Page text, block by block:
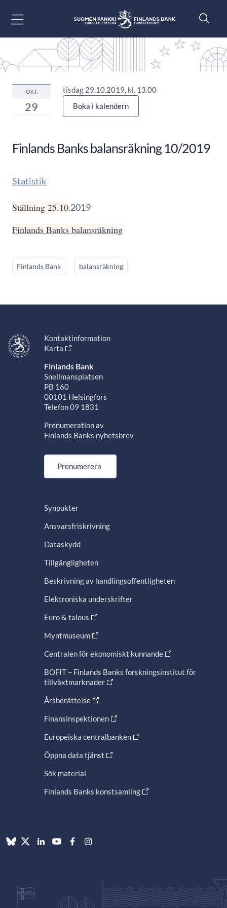
OKT.
29
tisdag 29.10.2019, kl. 13.00
Boka i kalendern
Finlands Banks balansräkning 10/2019
Statistik
Ställning 25.10.2019
Finlands Banks balansräkning
Finlands Bank balansräkning
Kontaktinformation
Karta
Finlands Bank
Snellmansplatsen
PB 160
00101 Helsingfors
Telefon 09 1831
Prenumeration av
Finlands Banks nyhetsbrev
Prenumerera
Synpukter
Ansvarsfriskrivning
Dataskydd
Tillgängligheten
Beskrivning av handlingsoffentligheten
Elektroniska underskrifter
Euro & talous
Myntmuseum
Centralen för ekonomiskt kunnande
BOFIT – Finlands Banks forskningsinstitut för
tillväxtmarknader
Årsberättelse
Finansinspektionen
Europeiska centralbanken
Öppna data tjänst
Sök material
Finlands Banks konstsamling